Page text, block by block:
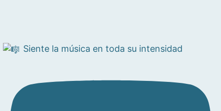
Siente la música en toda su intensidad